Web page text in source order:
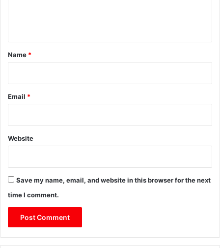
*
Name *
Email *
Website
Save my name, email, and website in this browser for the next
time I comment.